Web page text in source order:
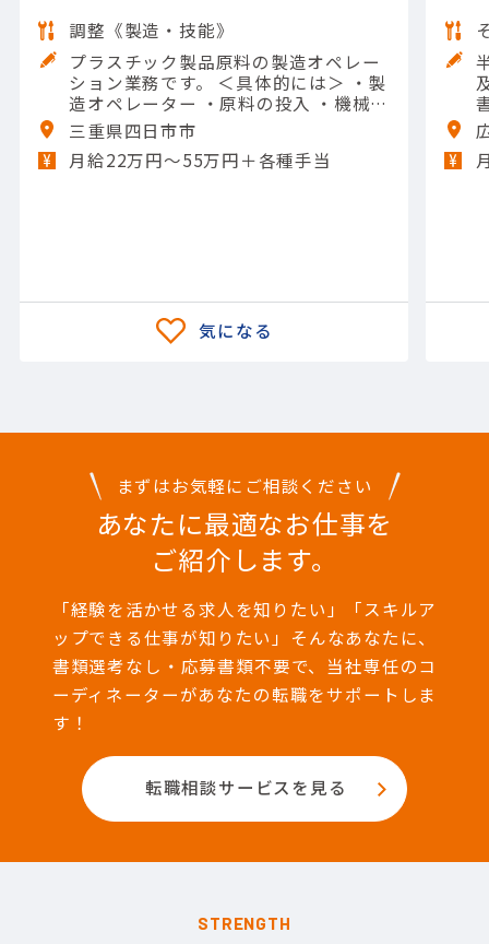
調整《製造・技能》
プラスチック製品原料の製造オペレー
ション業務です。 ＜具体的には＞ ・製
造オペレーター ・原料の投入 ・機械の
操作や清掃 ・メンテナンスなど 【担当
製品】(素材・素材加工品)石油化学製
品 【使用ツール】他 一般工具; Excel
三重県四日市市
月給22万円〜55万円＋各種手当
まずはお気軽にご相談ください
あなたに最適なお仕事を
ご紹介します。
「経験を活かせる求人を知りたい」「スキルア
ップできる仕事が知りたい」そんなあなたに、
書類選考なし・応募書類不要で、当社専任のコ
ーディネーターがあなたの転職をサポートしま
す！
転職相談サービスを見る
STRENGTH